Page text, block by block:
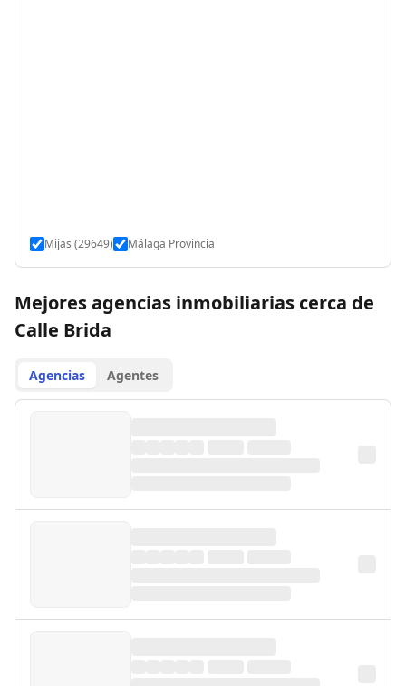
Mijas (29649) Málaga Provincia
Mejores agencias inmobiliarias cerca de
Calle Brida
Agencias Agentes